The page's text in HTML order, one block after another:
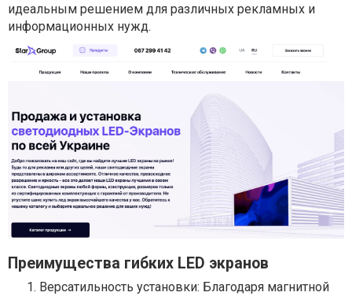
идеальным решением для различных рекламных и
информационных нужд.
Преимущества гибких LED экранов
Версатильность установки: Благодаря магнитной